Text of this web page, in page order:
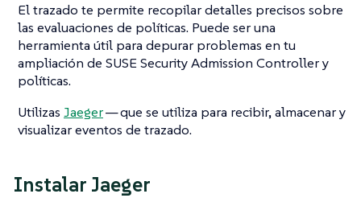
El trazado te permite recopilar detalles precisos sobre
las evaluaciones de políticas. Puede ser una
herramienta útil para depurar problemas en tu
ampliación de SUSE Security Admission Controller y
políticas.
Utilizas Jaeger— que se utiliza para recibir, almacenar y
visualizar eventos de trazado.
Instalar Jaeger